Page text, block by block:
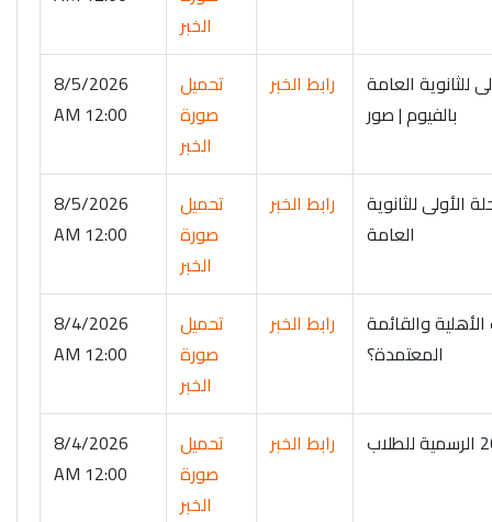
الخبر
للثانوية العامة
بالفيوم | صور
رابط الخبر
تحميل
صورة
الخبر
8/5/2026
12:00 AM
الأولى للثانوية
العامة
رابط الخبر
تحميل
صورة
الخبر
8/5/2026
12:00 AM
الأهلية والقائمة
المعتمدة؟
رابط الخبر
تحميل
صورة
الخبر
8/4/2026
12:00 AM
رابط الخبر
تحميل
صورة
الخبر
8/4/2026
12:00 AM